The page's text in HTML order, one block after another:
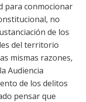
para conmocionar
no
de los
del territorio
mismas razones,
Audiencia
de los delitos
pensar que